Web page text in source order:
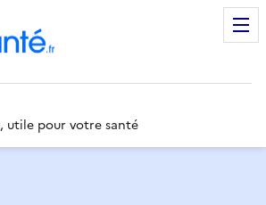
utile pour votre santé